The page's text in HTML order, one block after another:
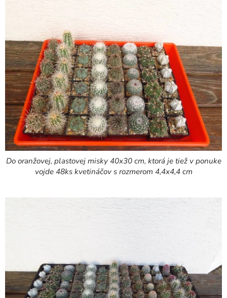
Do oranžovej, plastovej misky 40x30 cm, ktorá je tiež v ponuke
vojde 48ks kvetináčov s rozmerom 4,4x4,4 cm